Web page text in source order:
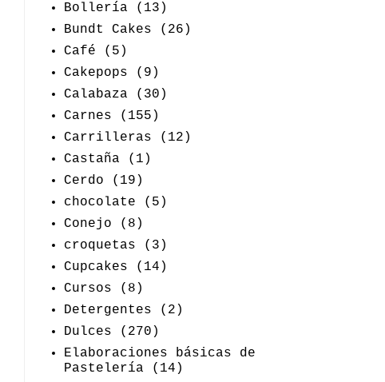
Bollería
(13)
Bundt Cakes
(26)
Café
(5)
Cakepops
(9)
Calabaza
(30)
Carnes
(155)
Carrilleras
(12)
Castaña
(1)
Cerdo
(19)
chocolate
(5)
Conejo
(8)
croquetas
(3)
Cupcakes
(14)
Cursos
(8)
Detergentes
(2)
Dulces
(270)
Elaboraciones básicas de
Pastelería
(14)